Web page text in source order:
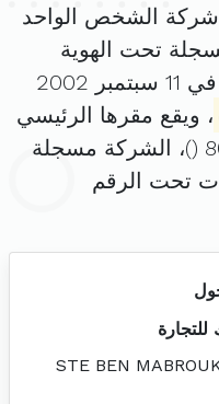
الشخص الواحد
تحت الهوية
. تم تأسيسها في 11 سبتمبر 2002
، ويقع مقرها الرئيسي
)، الشركة مسجلة
تحت الرقم
STE BEN